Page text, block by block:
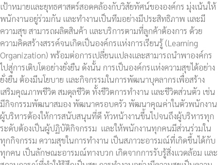
เป้าหมายและยุทธศาสตร์สอดคล้องกับวิสัยทัศน์ขององค์กร มุ่งเน้นให้
พนักงานอยู่ร่วมกัน และทำงานเป็นทีมอย่างมีประสิทธิภาพ และมี
ความสุข สามารถผลิตสินค้า และบริการตามที่ลูกค้าต้องการ ด้วย
ความคิดสร้างสรรค์จนเกิดเป็นองค์กรแห่งการเรียนรู้ (Learning
Organization) พร้อมต่อการเปลี่ยนแปลงและสามารถนำพาองค์กร
ไปสู่การเติบโตอย่างยั่งยืน ดังนั้น การเป็นองค์กรแห่งความสุขได้อย่าง
ยั่งยืน ต้องมีนโยบาย และกิจกรรมในการพัฒนาบุคลากรเพื่อสร้าง
เสริมคุณภาพชีวิต สมดุลชีวิต ทั้งชีวิตการทำงาน และชีวิตส่วนตัว เช่น
มีกิจกรรมพัฒนาสมอง พัฒนาครอบครัว พัฒนาคุณค่าในตัวพนักงาน
ผู้บริหารต้องให้การสนับสนุนที่ดี หัวหน้างานขึ้นไปจนถึงผู้บริหารทุก
ระดับต้องเป็นผู้ปฏิบัติกิจกรรม และให้พนักงานทุกคนมีส่วนร่วมใน
ทุกกิจกรรม ความสุขในการทำงาน เป็นสภาวะอารมณ์ที่เกิดขึ้นได้กับ
ทุกคน เป็นลักษณะอารมณ์ทางบวก เกิดจากการรับรู้สิ่งแวดล้อม และ